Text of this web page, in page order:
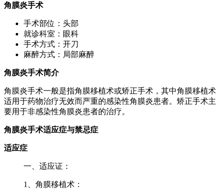
角膜炎手术
手术部位： 头部
就诊科室： 眼科
手术方式： 开刀
麻醉方式： 局部麻醉
角膜炎手术简介
角膜炎手术一般是指角膜移植术或矫正手术，其中角膜移植术
适用于药物治疗无效而严重的感染性角膜炎患者。矫正手术主
要用于非感染性角膜炎患者的治疗。
角膜炎手术适应症与禁忌症
适应症
一、适应证：
1、角膜移植术：